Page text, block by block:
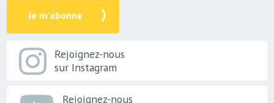
Je m'abonne
Rejoignez-nous
sur Instagram
Rejoignez-nous